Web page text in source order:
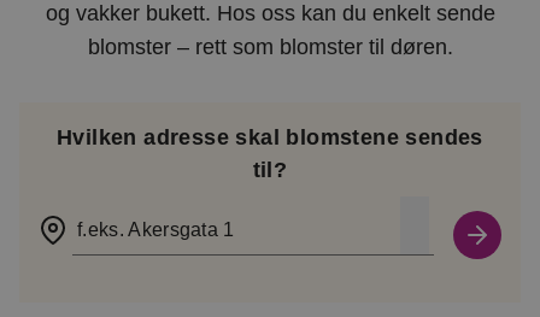
og vakker bukett. Hos oss kan du enkelt sende
blomster – rett som blomster til døren.
Hvilken adresse skal blomstene sendes
til?
f.eks. Akersgata 1